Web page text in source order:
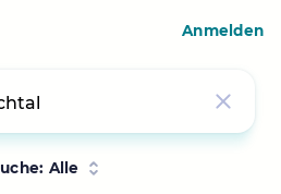
Alle
Anmelden